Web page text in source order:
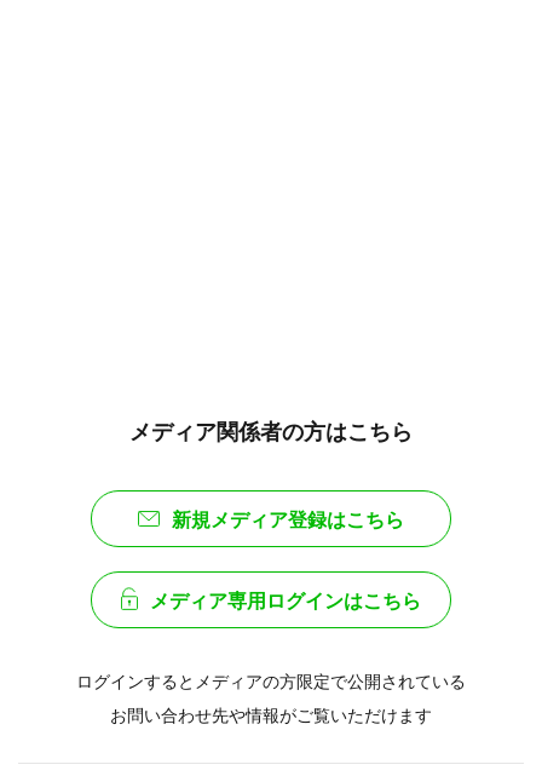
メディア関係者の方はこちら
新規メディア登録はこちら
メディア専用ログインはこちら
ログインするとメディアの方限定で公開されている
お問い合わせ先や情報がご覧いただけます